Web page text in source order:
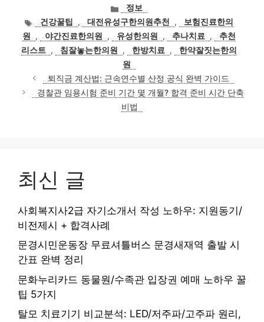
카
테
고
리
정보
태건강꿀팁 , 대전유성구한의원추천 ,
보험진료한의
원
, 야간진료한의원 , 유성한의원 , 추나치료 ,
추천
리스트 , 침잘놓는한의원 , 한방치료 ,
한약잘짓는한의
원
퇴직금 계산법: 근속연수별 산정 공식 완벽 가이드
경찰관 임용시험 준비 기간 몇 개월? 합격 준비 시간 단축
비법
최신 글
사회복지사2급 자기소개서 작성 노하우: 지원동기/
비전제시 + 합격사례
문경시민운동장 무료셔틀버스 문경새재역 출발 시
간표 완벽 정리
문화누리카드 동물원/수족관 입장권 예매 노하우 꿀
팁 5가지
탈모 치료기기 비교분석: LED/저주파/고주파 원리,